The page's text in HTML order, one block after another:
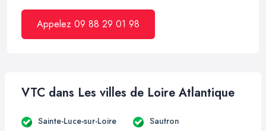
Appelez 09 88 29 01 98
VTC dans Les villes de Loire Atlantique
Sainte-Luce-sur-Loire Sautron